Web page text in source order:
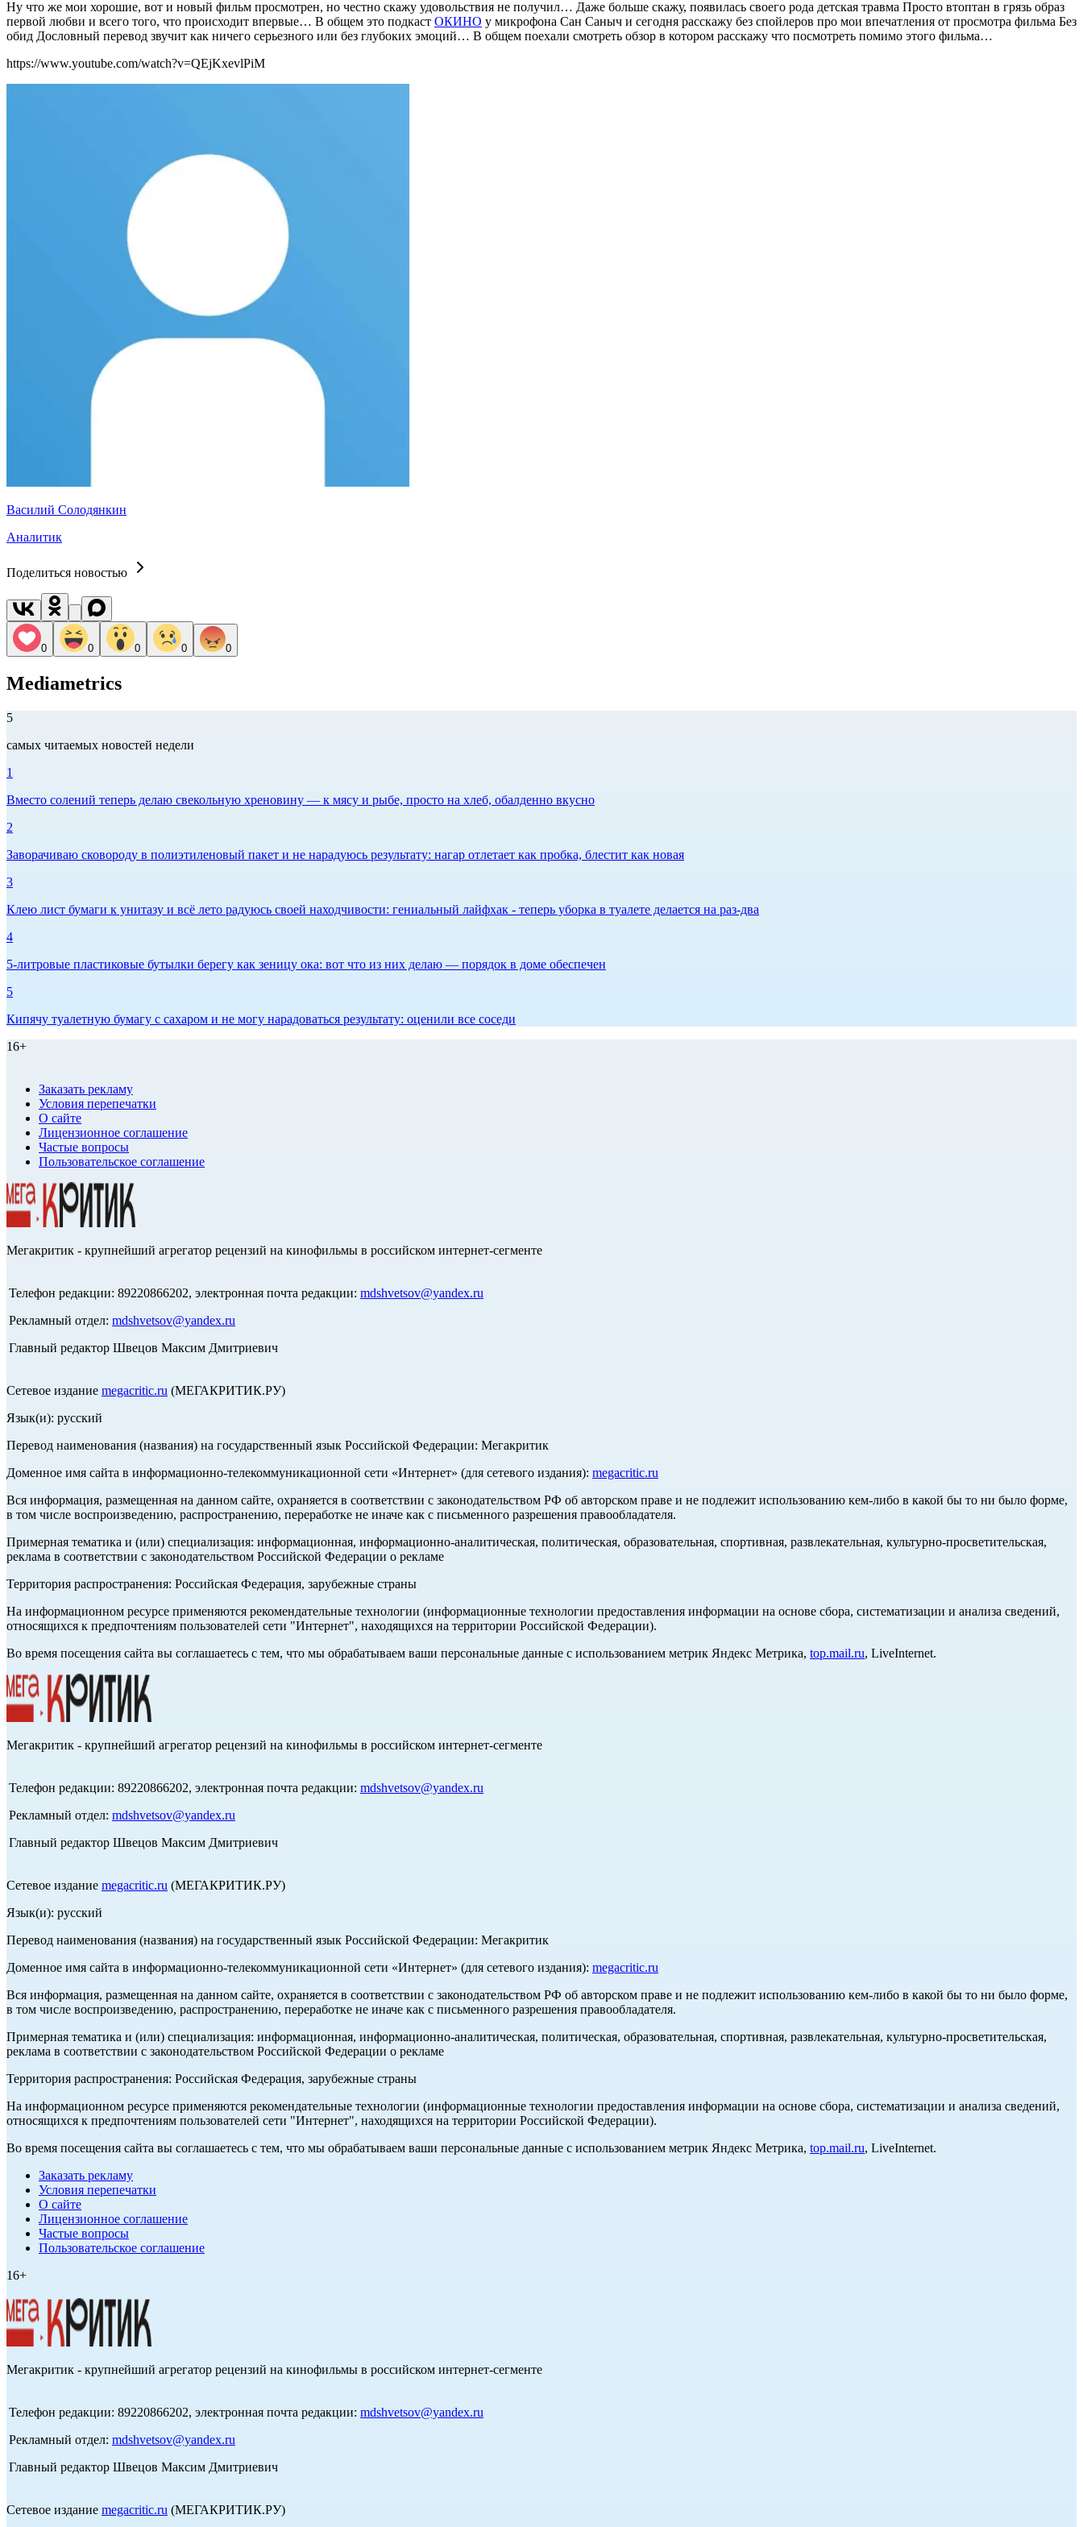
Ну что же мои хорошие, вот и новый фильм просмотрен, но честно скажу удовольствия не получил… Даже больше скажу, появилась своего рода детская травма Просто втоптан в грязь образ
первой любви и всего того, что происходит впервые… В общем это подкаст ОКИНО у микрофона Сан Саныч и сегодня расскажу без спойлеров про мои впечатления от просмотра фильма Без
обид Дословный перевод звучит как ничего серьезного или без глубоких эмоций… В общем поехали смотреть обзор в котором расскажу что посмотреть помимо этого фильма…
https://www.youtube.com/watch?v=QEjKxevlPiM
Василий Солодянкин
Аналитик
Поделиться новостью
0 0 0 0 0
Mediametrics
5
самых читаемых новостей недели
1
Вместо солений теперь делаю свекольную хреновину — к мясу и рыбе, просто на хлеб, обалденно вкусно
2
Заворачиваю сковороду в полиэтиленовый пакет и не нарадуюсь результату: нагар отлетает как пробка, блестит как новая
3
Клею лист бумаги к унитазу и всё лето радуюсь своей находчивости: гениальный лайфхак - теперь уборка в туалете делается на раз-два
4
5-литровые пластиковые бутылки берегу как зеницу ока: вот что из них делаю — порядок в доме обеспечен
5
Кипячу туалетную бумагу с сахаром и не могу нарадоваться результату: оценили все соседи
16+
Заказать рекламу
Условия перепечатки
О сайте
Лицензионное соглашение
Частые вопросы
Пользовательское соглашение
Мегакритик - крупнейший агрегатор рецензий на кинофильмы в российском интернет-сегменте
Телефон редакции: 89220866202, электронная почта редакции: mdshvetsov@yandex.ru
Рекламный отдел: mdshvetsov@yandex.ru
Главный редактор Швецов Максим Дмитриевич
Сетевое издание megacritic.ru (МЕГАКРИТИК.РУ)
Язык(и): русский
Перевод наименования (названия) на государственный язык Российской Федерации: Мегакритик
Доменное имя сайта в информационно-телекоммуникационной сети «Интернет» (для сетевого издания): megacritic.ru
Вся информация, размещенная на данном сайте, охраняется в соответствии с законодательством РФ об авторском праве и не подлежит использованию кем-либо в какой бы то ни было форме,
в том числе воспроизведению, распространению, переработке не иначе как с письменного разрешения правообладателя.
Примерная тематика и (или) специализация: информационная, информационно-аналитическая, политическая, образовательная, спортивная, развлекательная, культурно-просветительская,
реклама в соответствии с законодательством Российской Федерации о рекламе
Территория распространения: Российская Федерация, зарубежные страны
На информационном ресурсе применяются рекомендательные технологии (информационные технологии предоставления информации на основе сбора, систематизации и анализа сведений,
относящихся к предпочтениям пользователей сети "Интернет", находящихся на территории Российской Федерации).
Во время посещения сайта вы соглашаетесь с тем, что мы обрабатываем ваши персональные данные с использованием метрик Яндекс Метрика, top.mail.ru, LiveInternet.
Мегакритик - крупнейший агрегатор рецензий на кинофильмы в российском интернет-сегменте
Телефон редакции: 89220866202, электронная почта редакции: mdshvetsov@yandex.ru
Рекламный отдел: mdshvetsov@yandex.ru
Главный редактор Швецов Максим Дмитриевич
Сетевое издание megacritic.ru (МЕГАКРИТИК.РУ)
Язык(и): русский
Перевод наименования (названия) на государственный язык Российской Федерации: Мегакритик
Доменное имя сайта в информационно-телекоммуникационной сети «Интернет» (для сетевого издания): megacritic.ru
Вся информация, размещенная на данном сайте, охраняется в соответствии с законодательством РФ об авторском праве и не подлежит использованию кем-либо в какой бы то ни было форме,
в том числе воспроизведению, распространению, переработке не иначе как с письменного разрешения правообладателя.
Примерная тематика и (или) специализация: информационная, информационно-аналитическая, политическая, образовательная, спортивная, развлекательная, культурно-просветительская,
реклама в соответствии с законодательством Российской Федерации о рекламе
Территория распространения: Российская Федерация, зарубежные страны
На информационном ресурсе применяются рекомендательные технологии (информационные технологии предоставления информации на основе сбора, систематизации и анализа сведений,
относящихся к предпочтениям пользователей сети "Интернет", находящихся на территории Российской Федерации).
Во время посещения сайта вы соглашаетесь с тем, что мы обрабатываем ваши персональные данные с использованием метрик Яндекс Метрика, top.mail.ru, LiveInternet.
Заказать рекламу
Условия перепечатки
О сайте
Лицензионное соглашение
Частые вопросы
Пользовательское соглашение
16+
Мегакритик - крупнейший агрегатор рецензий на кинофильмы в российском интернет-сегменте
Телефон редакции: 89220866202, электронная почта редакции: mdshvetsov@yandex.ru
Рекламный отдел: mdshvetsov@yandex.ru
Главный редактор Швецов Максим Дмитриевич
Сетевое издание megacritic.ru (МЕГАКРИТИК.РУ)